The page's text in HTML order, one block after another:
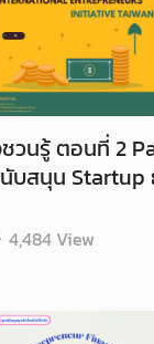
นรู้ ตอนที่ 2
บสนุน Startup
4,484View